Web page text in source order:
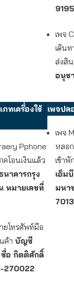
เพจ
เดินท
ส่งสิ
อนุช
ทเครื่องใช้
Pphone
โอนเงินแล้ว
นาคารกรุง
หมายเลขที่
ยโทรศัพท์มือ
ค้า บัญชี
ชื่อ กิตติศักดิ์
270022
เพจป
เพจ
หลอ
เข้าพั
เอ็ม
มหา